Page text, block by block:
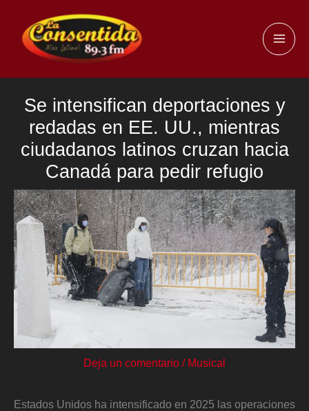
contenido
Se intensifican deportaciones y
redadas en EE. UU., mientras
ciudadanos latinos cruzan hacia
Canadá para pedir refugio
Deja un comentario / Musical
Estados Unidos ha intensificado en 2025 las operaciones